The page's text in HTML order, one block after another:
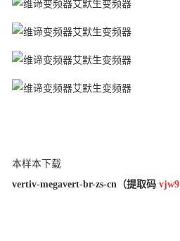
本样本下载
vertiv-megavert-br-zs-cn （提取码 vjw9